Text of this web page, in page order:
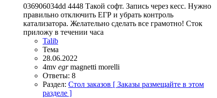
036906034dd 4448 Такой софт. Запись через кесс. Нужно
правильно отключить ЕГР и убрать контроль
катализатора. Желательно сделать все грамотно! Сток
приложу в течении часа
Talib
Тема
28.06.2022
4mv egr magnetti morelli
Ответы: 8
Раздел: Стол заказов [ Заказы размещайте в этом
разделе ]